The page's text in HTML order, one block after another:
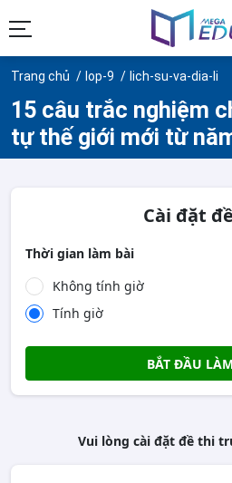
Trang chủ lop-9 lich-su-va-dia-li
15 câu trắc nghiệm
tự thế giới mới từ
Cài đặt
Thời gian làm bài
Không tính giờ
Tính giờ
BẮT ĐẦU
Vui lòng cài đặt đề thi